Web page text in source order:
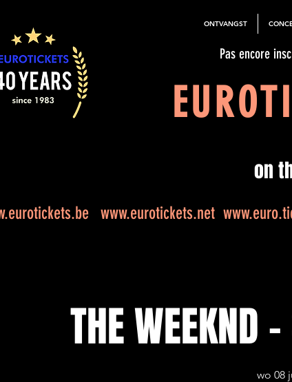
ONTVANGST
Pas encore
on
www.eurotickets.net
THE WEEKND
wo 08